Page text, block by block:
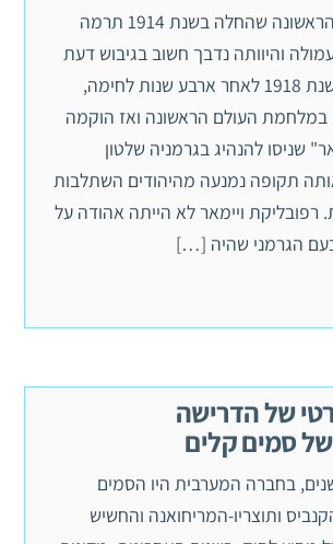
מלחמת העולם הראשונה שהחלה בשנת 1914 תרמה
והיוותה נדבך חשוב בגיבוש דעת
הקהל בעולם. בשנת 1918 לאחר ארבע שנות לחימה,
במלחמת העולם הראשונה ואז הוקמה
שניסו להנהיג בגרמניה שלטון
תקופה נמנעה מהיהודים השתלבות
רפובליקת ויימאר לא הייתה אהודה על
הגרמני שהיה […]
של הדרישה
של סמים קלים
בחברה המערבית היו הסמים
ותוצריו-המריחואנה והחשיש